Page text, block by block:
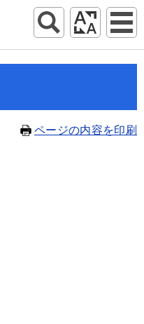
ページの内容を印刷